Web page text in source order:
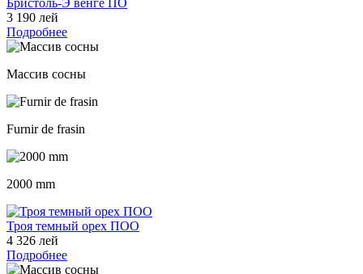
3 190 лей
Подробнее
Массив сосны
Furnir de frasin
2000 mm
Троя темный орех ПОО
4 326 лей
Подробнее